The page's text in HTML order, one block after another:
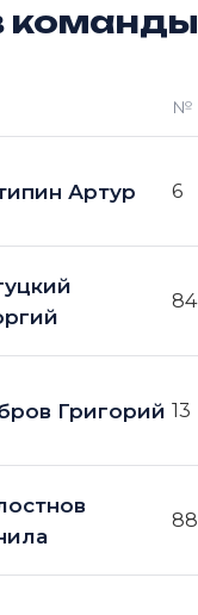
команды
№
Артур 6
84
Григорий 13
88